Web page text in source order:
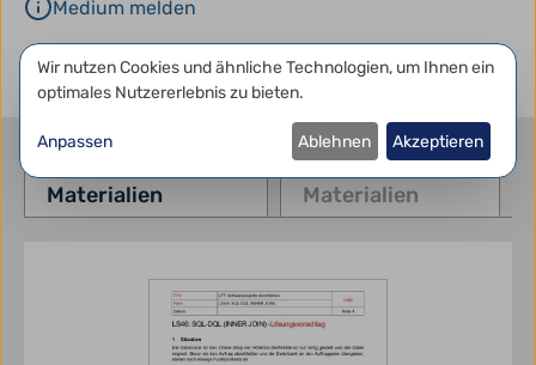
Medium melden
Materialien
ähnliche
Materialien
Datenschutzeinstellungen
Wir nutzen Cookies und ähnliche Technologien, um Ihnen ein
optimales Nutzererlebnis zu bieten.
Anpassen Ablehnen Akzeptieren